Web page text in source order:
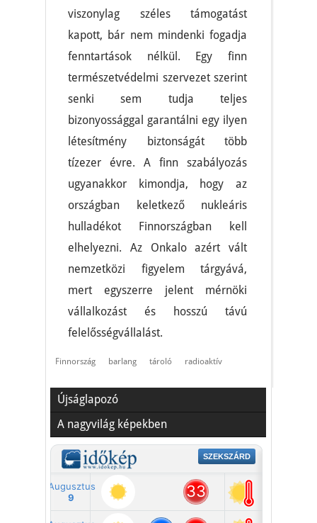
viszonylag széles támogatást
kapott, bár nem mindenki fogadja
fenntartások nélkül. Egy finn
természetvédelmi szervezet szerint
senki sem tudja teljes
bizonyossággal garantálni egy ilyen
létesítmény biztonságát több
tízezer évre. A finn szabályozás
ugyanakkor kimondja, hogy az
országban keletkező nukleáris
hulladékot Finnországban kell
elhelyezni. Az Onkalo azért vált
nemzetközi figyelem tárgyává,
mert egyszerre jelent mérnöki
vállalkozást és hosszú távú
felelősségvállalást.
Finnország barlang tároló radioaktív
Újságlapozó
A nagyvilág képekben